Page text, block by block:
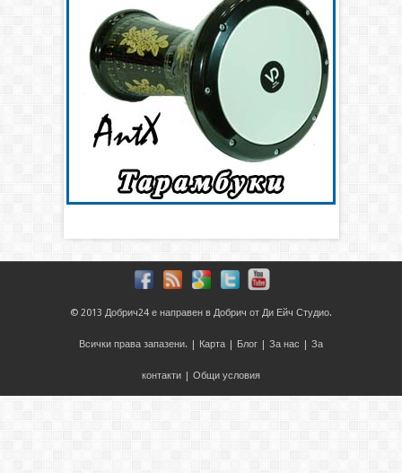
© 2013 Добрич24 е направен в Добрич от Ди Ейч Студио.
Всички права запазени. | Карта | Блог | За нас | За
контакти | Общи условия